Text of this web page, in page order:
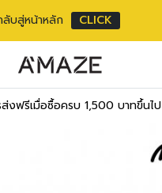
ลับสู่หน้าหลัก CLICK
งฟรีเมื่อซื้อครบ 1,500 บาทขึ้นไป